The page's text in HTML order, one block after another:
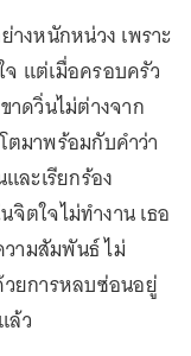
างหนักหน่วง เพราะ
แต่เมื่อครอบครัว
าดวิ่นไม่ต่างจาก
ตมาพร้อมกับคำว่า
ละเรียกร้อง
ตใจไม่ทำงาน เธอ
ามสัมพันธ์ ไม่
วยการหลบซ่อนอยู่
ล้ว